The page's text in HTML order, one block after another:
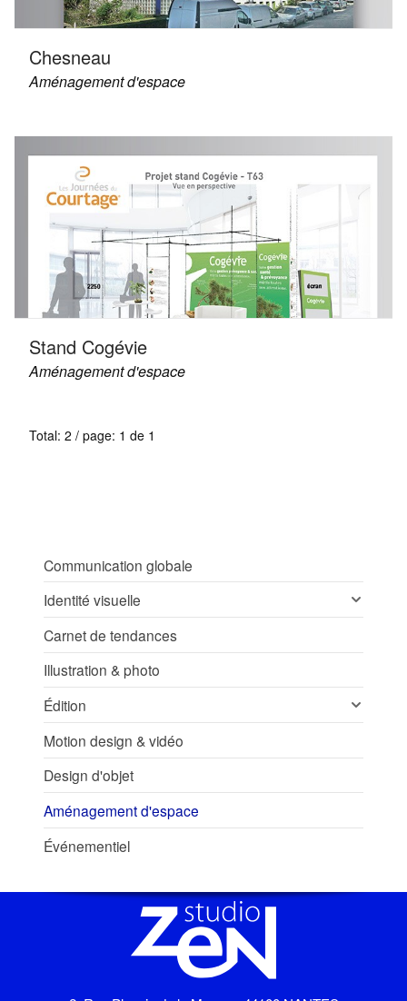
Chesneau
Aménagement d'espace
Stand Cogévie
Aménagement d'espace
Total: 2 / page: 1 de 1
Communication globale
Identité visuelle
Carnet de tendances
Illustration & photo
Édition
Motion design & vidéo
Design d'objet
Aménagement d'espace
Événementiel